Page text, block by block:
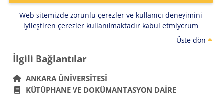
Web sitemizde zorunlu çerezler ve kullanıcı deneyimini
iyileştiren çerezler kullanılmaktadır kabul etmiyorum
Üste dön
Bloklar
İlgili Bağlantılar 'yı atla
İlgili Bağlantılar
ANKARA ÜNIVERSITESI
KÜTÜPHANE VE DOKÜMANTASYON DAIRE